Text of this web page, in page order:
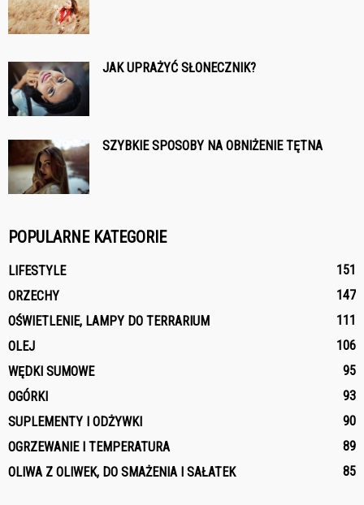
JAK UPRAŻYĆ SŁONECZNIK?
SZYBKIE SPOSOBY NA OBNIŻENIE TĘTNA
POPULARNE KATEGORIE
LIFESTYLE
151
ORZECHY
147
OŚWIETLENIE, LAMPY DO TERRARIUM
111
OLEJ
106
WĘDKI SUMOWE
95
OGÓRKI
93
SUPLEMENTY I ODŻYWKI
90
OGRZEWANIE I TEMPERATURA
89
OLIWA Z OLIWEK, DO SMAŻENIA I SAŁATEK
85